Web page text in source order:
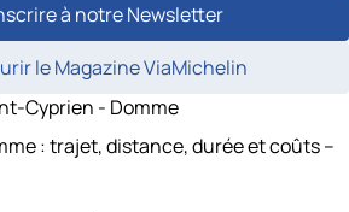
à notre Newsletter
le Magazine ViaMichelin
Cyprien - Domme
: trajet, distance, durée et coûts –